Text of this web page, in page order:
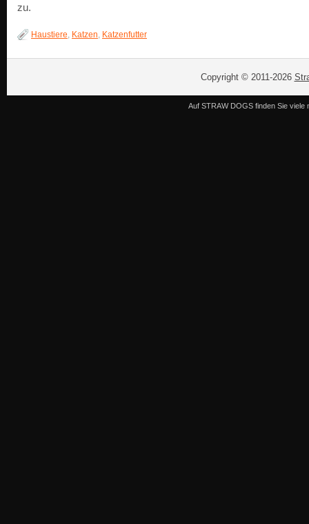
zu.
Haustiere, Katzen, Katzenfutter
Copyright © 2011-2026
Auf STRAW DOGS finden Sie